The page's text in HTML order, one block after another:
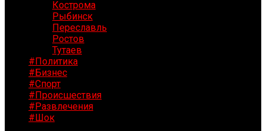
Кострома
Рыбинск
Переславль
Ростов
Тутаев
#Политика
#Бизнес
#Спорт
#Происшествия
#Развлечения
#Шок